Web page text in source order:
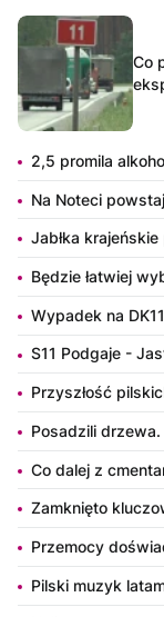
Co
2,5 promila
Na Noteci
Jabłka
Będzie łatwiej
Wypadek na
S11 Podgaje -
Przyszłość
Posadzili
Co dalej z
Zamknięto
Przemocy
Pilski muzyk